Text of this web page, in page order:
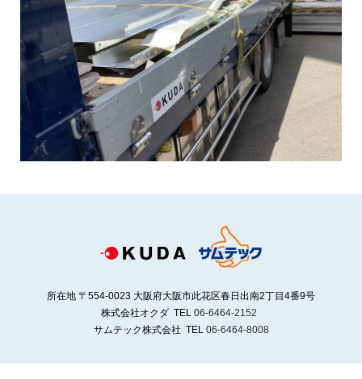
所在地 〒554-0023 大阪府大阪市此花区春日出南2丁目4番9号
株式会社オクダ TEL 06-6464-2152
サムテック株式会社 TEL 06-6464-8008